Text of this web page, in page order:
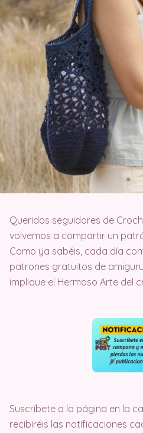
Queridos seguidores de
volvemos a compartir un
Como ya sabéis, cada día
patrones gratuitos de
implique el Hermoso Arte del
Suscríbete a la página en la
recibiréis las notificaciones